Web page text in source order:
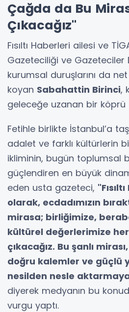
Çağda da Bu
Çıkacağız"
Fısıltı Haberleri ailesi ve
Gazeteciliği ve Gazeteciler
kurumsal duruşlarını da
koyan Sabahattin Birinci,
geleceğe uzanan bir köprü
Fetihle birlikte İstanbul’a
adalet ve farklı kültürlerin
ikliminin, bugün toplumsal
güçlendiren en büyük
eden usta gazeteci,
olarak, ecdadımızın
mirasa; birliğimize,
kültürel değerlerimize
çıkacağız. Bu şanlı
doğru kalemler ve güçlü
nesilden nesle aktarmaya
diyerek medyanın bu
vurgu yaptı.